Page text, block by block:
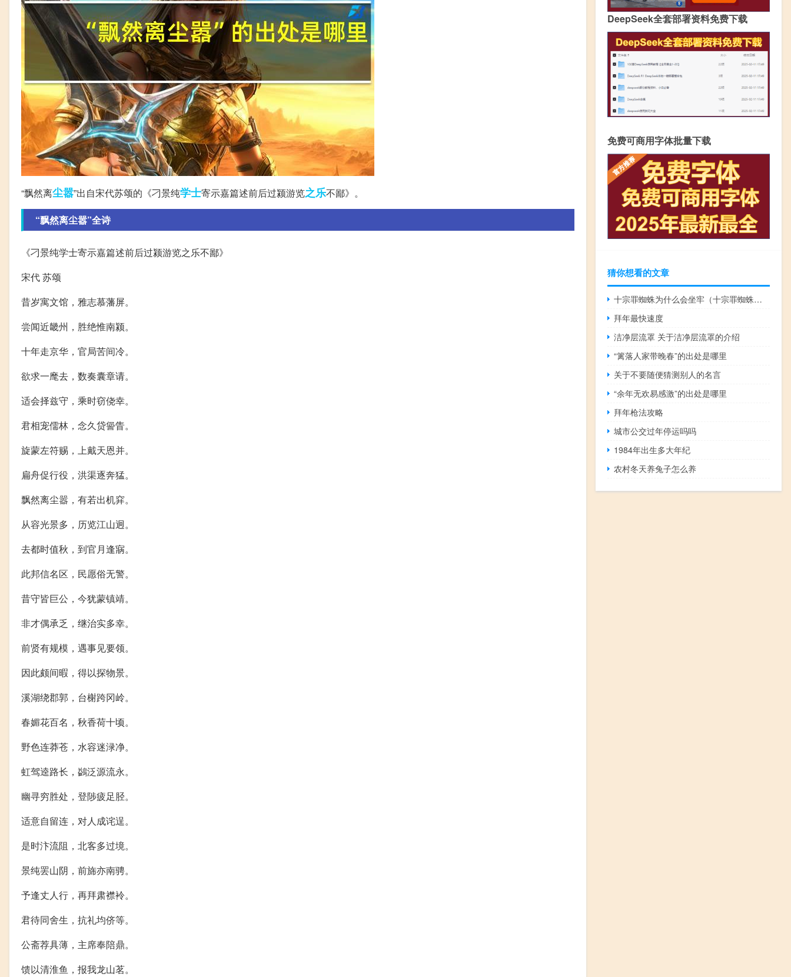
“飘然离尘嚣”出自宋代苏颂的《刁景纯学士寄示嘉篇述前后过颍游览之乐不鄙》。
“飘然离尘嚣”全诗
《刁景纯学士寄示嘉篇述前后过颍游览之乐不鄙》
宋代 苏颂
昔岁寓文馆，雅志慕藩屏。
尝闻近畿州，胜绝惟南颍。
十年走京华，官局苦间冷。
欲求一麾去，数奏囊章请。
适会择兹守，乘时窃侥幸。
君相宠儒林，念久贷諐眚。
旋蒙左符赐，上戴天恩并。
扁舟促行役，洪渠逐奔猛。
飘然离尘嚣，有若出机穽。
从容光景多，历览江山迥。
去都时值秋，到官月逢寎。
此邦信名区，民愿俗无警。
昔守皆巨公，今犹蒙镇靖。
非才偶承乏，继治实多幸。
前贤有规模，遇事见要领。
因此颇间暇，得以探物景。
溪湖绕郡郭，台榭跨冈岭。
春媚花百名，秋香荷十顷。
野色连莽苍，水容迷渌净。
虹驾逵路长，鷁泛源流永。
幽寻穷胜处，登陟疲足胫。
适意自留连，对人成诧逞。
是时汴流阻，北客多过境。
景纯罢山阴，前旆亦南骋。
予逢丈人行，再拜肃襟袊。
君待同舍生，抗礼均侪等。
公斋荐具薄，主席奉陪鼎。
馈以清淮鱼，报我龙山茗。
DeepSeek全套部署资料免费下载
免费可商用字体批量下载
猜你想看的文章
十宗罪蜘蛛为什么会坐牢（十宗罪蜘蛛为什么坐牢）
拜年最快速度
洁净层流罩 关于洁净层流罩的介绍
“篱落人家带晚春”的出处是哪里
关于不要随便猜测别人的名言
“余年无欢易感激”的出处是哪里
拜年枪法攻略
城市公交过年停运吗吗
1984年出生多大年纪
农村冬天养兔子怎么养